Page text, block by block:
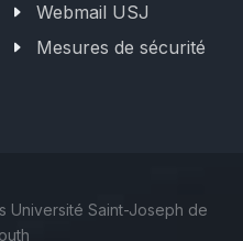
Webmail USJ
Mesures de sécurité
Université Saint-Joseph de